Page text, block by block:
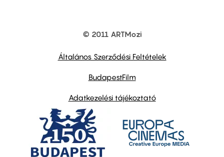
© 2011 ARTMozi
Általános Szerződési Feltételek
BudapestFilm
Adatkezelési tájékoztató